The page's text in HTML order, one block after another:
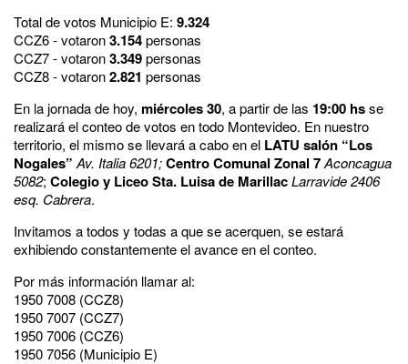
Total de votos Municipio E: 9.324
CCZ6 - votaron3.154personas
CCZ7 - votaron3.349personas
CCZ8 - votaron2.821 personas
En la jornada de hoy, miércoles 30, a partir de las 19:00 hsse
realizará el conteo de votos en todo Montevideo. En nuestro
territorio, el mismo se llevará a cabo en el LATU salón “Los
Nogales” Av. Italia 6201;Centro Comunal Zonal 7Aconcagua
5082; Colegio y Liceo Sta. Luisa de MarillacLarravide 2406
esq. Cabrera.
Invitamos a todos y todas a que se acerquen, se estará
exhibiendo constantemente el avance en el conteo.
Por más información llamar al:
1950 7008 (CCZ8)
1950 7007 (CCZ7)
1950 7006 (CCZ6)
1950 7056 (Municipio E)